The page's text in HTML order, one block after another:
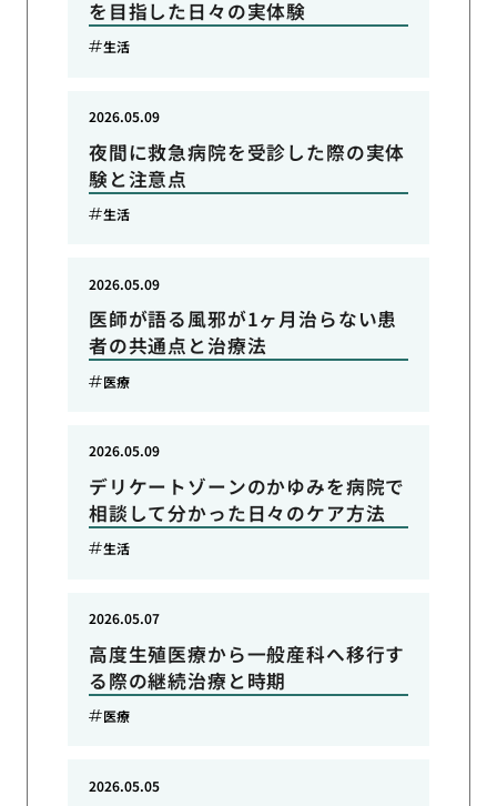
を目指した日々の実体験
生活
夜間に救急病院を受診した際の実体
験と注意点
2026.05.09
生活
医師が語る風邪が1ヶ月治らない患
者の共通点と治療法
2026.05.09
医療
デリケートゾーンのかゆみを病院で
相談して分かった日々のケア方法
2026.05.09
生活
高度生殖医療から一般産科へ移行す
る際の継続治療と時期
2026.05.07
医療
2026.05.05